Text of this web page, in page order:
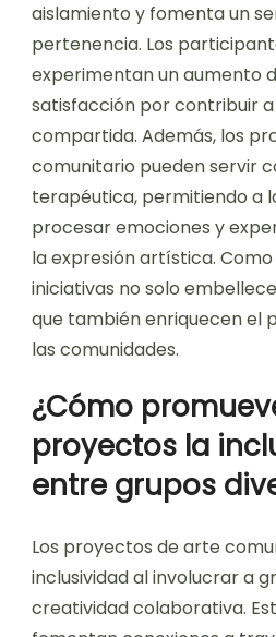
aislamiento y fomenta un
pertenencia. Los
experimentan un aumento
satisfacción por contribuir a
compartida. Además, los
comunitario pueden servir
terapéutica, permitiendo a
procesar emociones y
la expresión artística.
iniciativas no solo
que también enriquecen el
las comunidades.
¿Cómo
proyectos la
entre grupos
Los proyectos de arte
inclusividad al involucrar a
creatividad colaborativa.